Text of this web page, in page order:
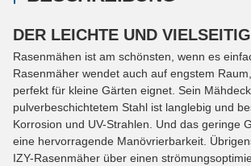
DER LEICHTE UND
Rasenmähen ist am schönsten, wenn es
Rasenmäher wendet auch auf engstem
perfekt für kleine Gärten eignet. Sein
pulverbeschichtetem Stahl ist langlebig und
Korrosion und UV-Strahlen. Und das geringe
eine hervorragende Manövrierbarkeit.
IZY-Rasenmäher über einen